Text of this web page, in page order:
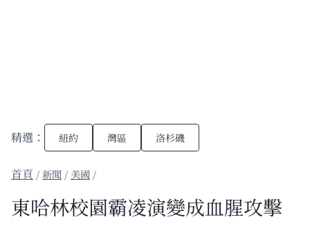
精選： 紐約 灣區 洛杉磯
/新聞 / 美國 /
東哈林校園霸凌演變成血腥攻擊